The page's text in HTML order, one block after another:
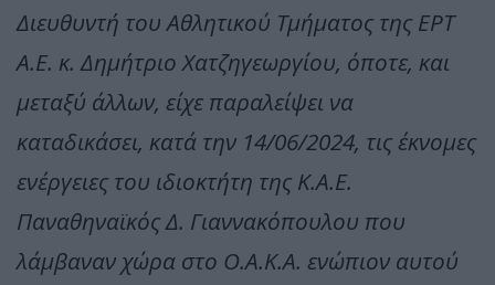
Διευθυντή του Αθλητικού Τμήματος της ΕΡΤ
Α.Ε. κ. Δημήτριο Χατζηγεωργίου, όποτε, και
μεταξύ άλλων, είχε παραλείψει να
καταδικάσει, κατά την 14/06/2024, τις έκνομες
ενέργειες του ιδιοκτήτη της Κ.Α.Ε.
Παναθηναϊκός Δ. Γιαννακόπουλου που
λάμβαναν χώρα στο Ο.Α.Κ.Α. ενώπιον αυτού